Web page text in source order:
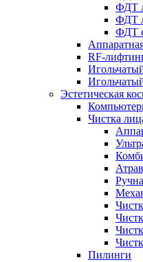
ФДТ
ФДТ
ФДТ
RF-
Эстетическая
Чистка
Пилинги